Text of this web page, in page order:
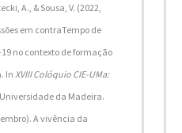
A., & Sousa, V. (2022,
em contraTempo de
no contexto de formação
In XVIII Colóquio CIE-UMa:
da Madeira.
A vivência da